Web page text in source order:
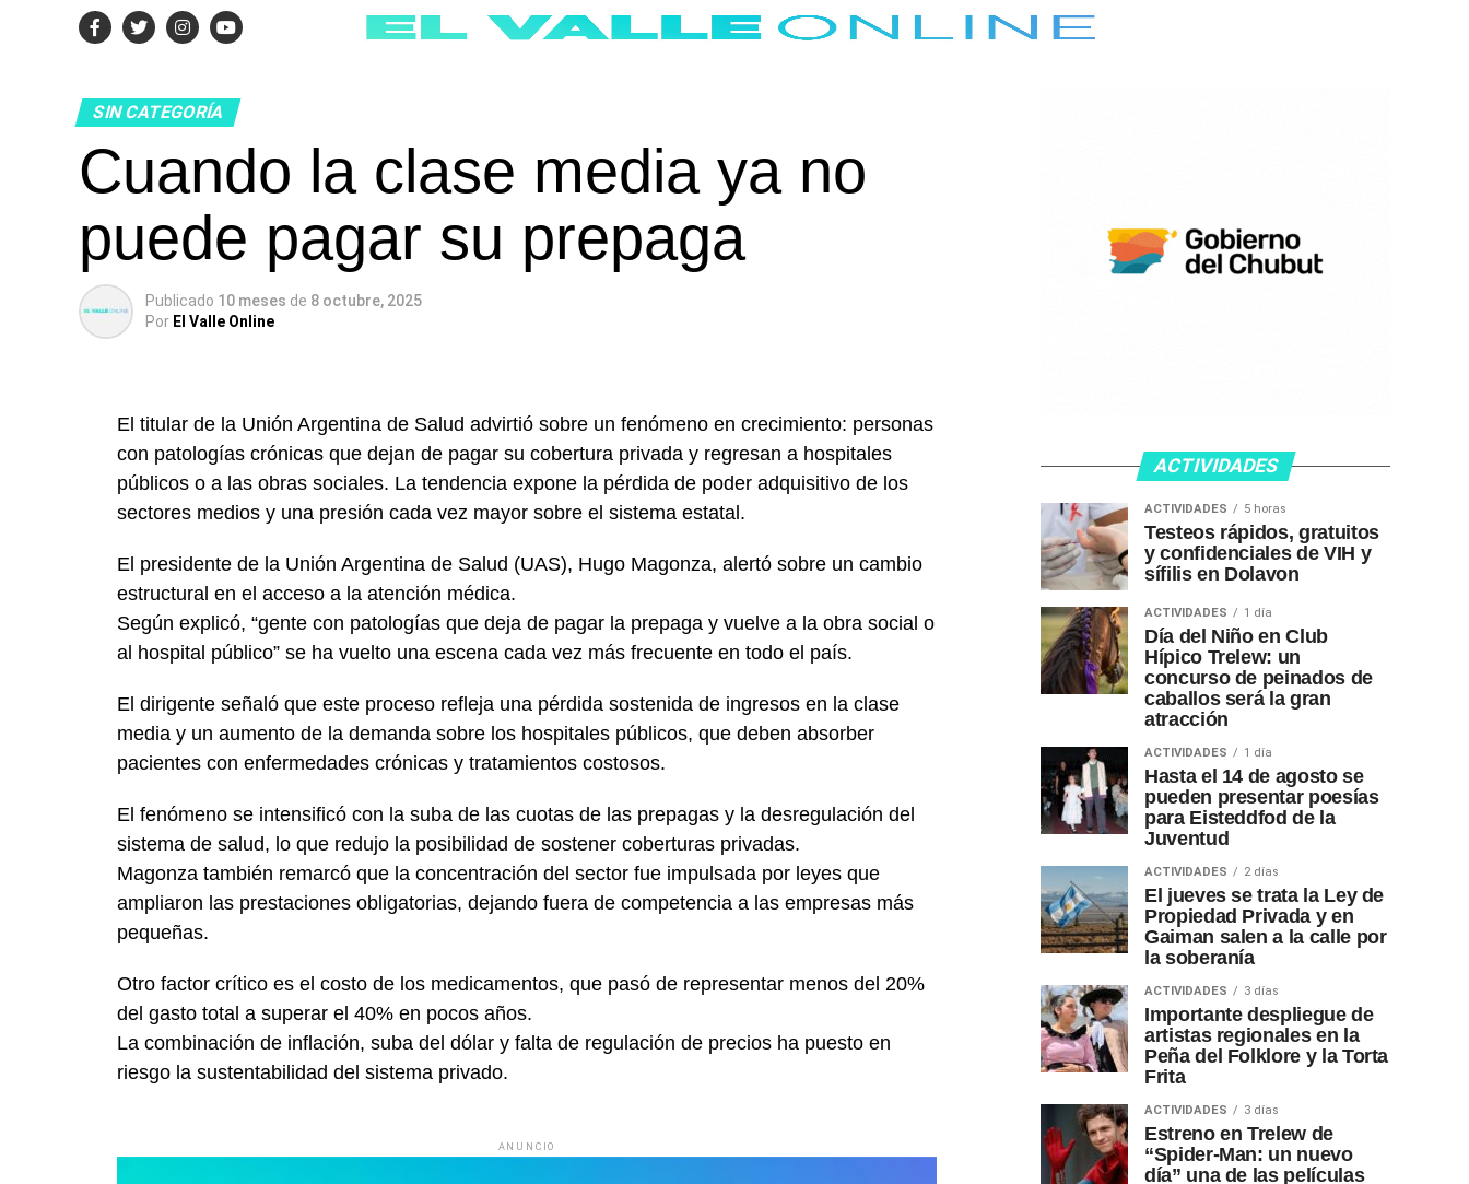
SIN CATEGORÍA
Cuando la clase media ya no
puede pagar su prepaga
Publicado 10 meses de 8 octubre, 2025
Por El Valle Online
El titular de la Unión Argentina de Salud advirtió sobre un fenómeno en crecimiento: personas
con patologías crónicas que dejan de pagar su cobertura privada y regresan a hospitales
públicos o a las obras sociales. La tendencia expone la pérdida de poder adquisitivo de los
sectores medios y una presión cada vez mayor sobre el sistema estatal.
El presidente de la Unión Argentina de Salud (UAS), Hugo Magonza, alertó sobre un cambio
estructural en el acceso a la atención médica.
Según explicó, “gente con patologías que deja de pagar la prepaga y vuelve a la obra social o
al hospital público” se ha vuelto una escena cada vez más frecuente en todo el país.
El dirigente señaló que este proceso refleja una pérdida sostenida de ingresos en la clase
media y un aumento de la demanda sobre los hospitales públicos, que deben absorber
pacientes con enfermedades crónicas y tratamientos costosos.
El fenómeno se intensificó con la suba de las cuotas de las prepagas y la desregulación del
sistema de salud, lo que redujo la posibilidad de sostener coberturas privadas.
Magonza también remarcó que la concentración del sector fue impulsada por leyes que
ampliaron las prestaciones obligatorias, dejando fuera de competencia a las empresas más
pequeñas.
Otro factor crítico es el costo de los medicamentos, que pasó de representar menos del 20%
del gasto total a superar el 40% en pocos años.
La combinación de inflación, suba del dólar y falta de regulación de precios ha puesto en
riesgo la sustentabilidad del sistema privado.
ANUNCIO
ACTIVIDADES
ACTIVIDADES 5 horas
Testeos rápidos, gratuitos
y confidenciales de VIH y
sífilis en Dolavon
ACTIVIDADES 1 día
Día del Niño en Club
Hípico Trelew: un
concurso de peinados de
caballos será la gran
atracción
ACTIVIDADES 1 día
Hasta el 14 de agosto se
pueden presentar poesías
para Eisteddfod de la
Juventud
ACTIVIDADES 2 días
El jueves se trata la Ley de
Propiedad Privada y en
Gaiman salen a la calle por
la soberanía
ACTIVIDADES 3 días
Importante despliegue de
artistas regionales en la
Peña del Folklore y la Torta
Frita
ACTIVIDADES 3 días
Estreno en Trelew de
“Spider-Man: un nuevo
día” una de las películas